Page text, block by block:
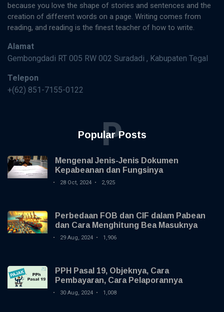
because you love the shape of stories and sentences and the
creation of different words on a page. Writing comes from
reading, and reading is the finest teacher of how to write.
Alamat
Gembongdadi RT 005 RW 002 Suradadi , Kabupaten Tegal
Telepon
+(62) 851-7155-0122
Popular Posts
P
Mengenal Jenis-Jenis Dokumen
Kepabeanan dan Fungsinya
28 Oct, 2024 2,925
Perbedaan FOB dan CIF dalam Pabean
dan Cara Menghitung Bea Masuknya
29 Aug, 2024 1,906
PPH Pasal 19, Objeknya, Cara
Pembayaran, Cara Pelaporannya
30 Aug, 2024 1,008